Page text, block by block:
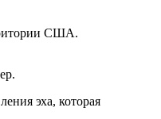
США.
эха, которая